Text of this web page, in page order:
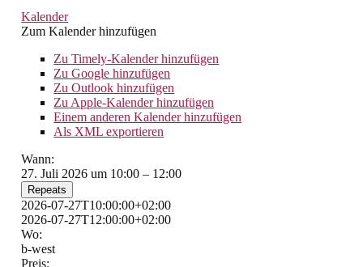
Kalender
Zum Kalender hinzufügen
Zu Timely-Kalender hinzufügen
Zu Google hinzufügen
Zu Outlook hinzufügen
Zu Apple-Kalender hinzufügen
Einem anderen Kalender hinzufügen
Als XML exportieren
Wann:
27. Juli 2026 um 10:00 – 12:00
Repeats
2026-07-27T10:00:00+02:00
2026-07-27T12:00:00+02:00
Wo:
b-west
Preis: